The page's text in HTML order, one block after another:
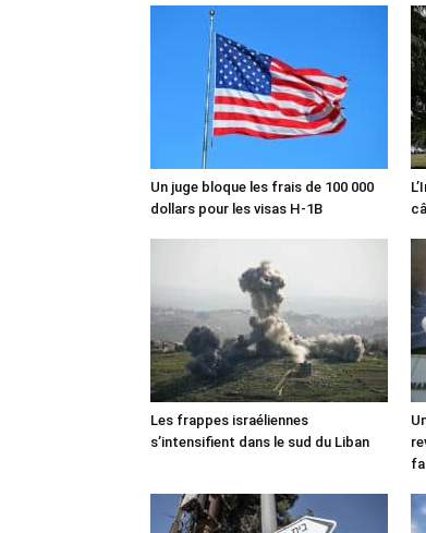
Un juge bloque les frais de 100 000
dollars pour les visas H-1B
Les frappes israéliennes
s’intensifient dans le sud du Liban